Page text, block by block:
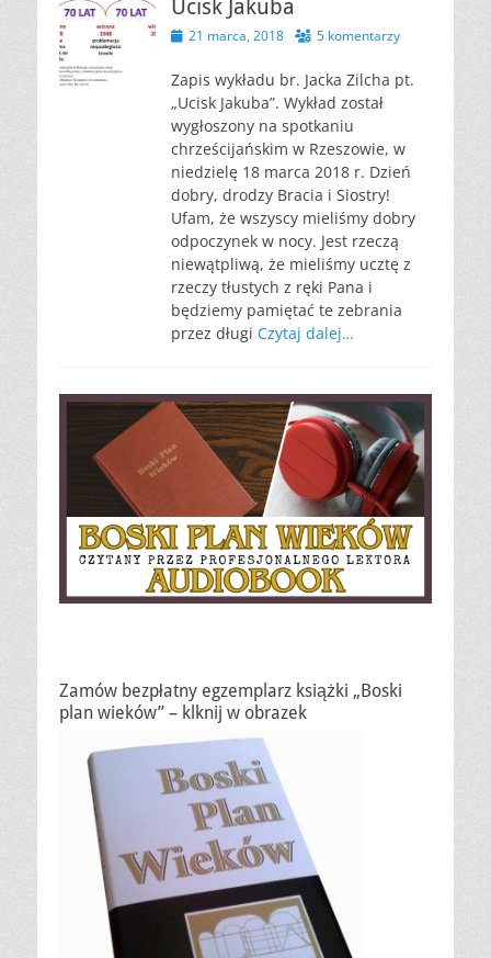
Ucisk Jakuba
Opublikowano
21 marca, 2018 5 komentarzy
Zapis wykładu br. Jacka Zilcha pt.
„Ucisk Jakuba”. Wykład został
wygłoszony na spotkaniu
chrześcijańskim w Rzeszowie, w
niedzielę 18 marca 2018 r. Dzień
dobry, drodzy Bracia i Siostry!
Ufam, że wszyscy mieliśmy dobry
odpoczynek w nocy. Jest rzeczą
niewątpliwą, że mieliśmy ucztę z
rzeczy tłustych z ręki Pana i
będziemy pamiętać te zebrania
przez długi Czytaj dalej…
Zamów bezpłatny egzemplarz książki „Boski
plan wieków” – klknij w obrazek